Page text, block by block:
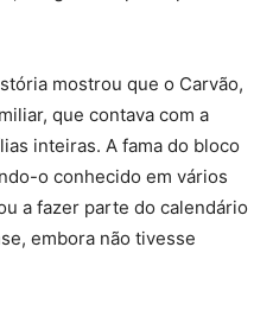
mostrou que o Carvão,
que contava com a
inteiras. A fama do bloco
o conhecido em vários
a fazer parte do calendário
embora não tivesse